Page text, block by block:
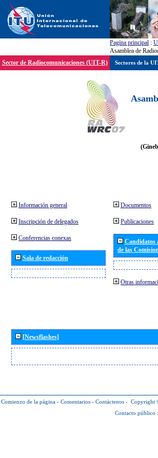
Pagína principal :
Asamblea de
Sector de Radiocomunicaciones (UIT-R)
Información general
Inscripción de delegados
Conferencias conexas
Sala de redacción
Documentos
Publicaciones
Candidatos
de las
Otras
[Newsflashes]
Comienzo de la página - Comentarios - Contáctenos - Copyright
Contacto público :
Sectores de la